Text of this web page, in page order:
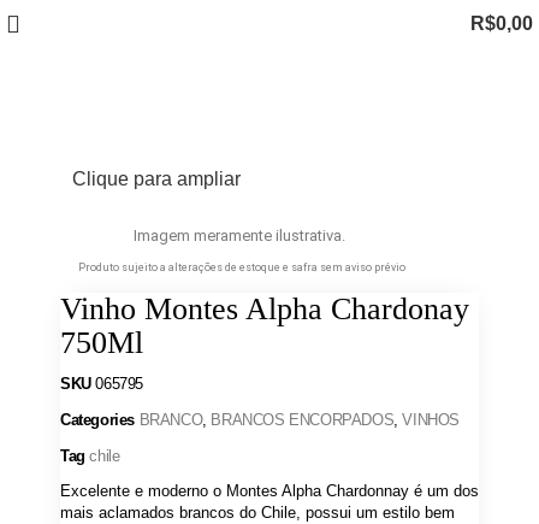
R$0,00
Clique para ampliar
Imagem meramente ilustrativa.
Produto sujeito a alterações de estoque e safra sem aviso prévio
Vinho Montes Alpha Chardonay
750Ml
SKU065795
Categories BRANCO, BRANCOS ENCORPADOS,VINHOS
Tag chile
Excelente e moderno o Montes Alpha Chardonnay é um dos
mais aclamados brancos do Chile, possui um estilo bem